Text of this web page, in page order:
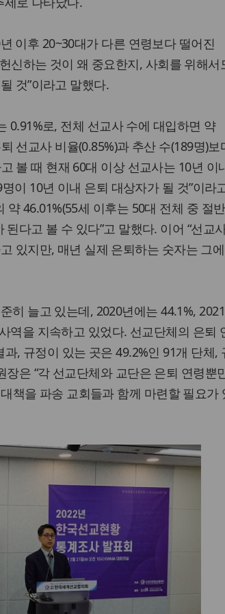
이후 20~30대가 다른 연령보다 떨어진
신하는 것이 왜 중요한지, 사회를 위해서
것”이라고 말했다.
0.91%로, 전체 선교사 수에 대입하면 약
선교사 비율(0.85%)과 추산 수(189명)보
볼 때 현재 60대 이상 선교사는 10년 이
이 10년 이내 은퇴 대상자가 될 것”이라
약 46.01%(55세 이후는 50대 전체 중 절반
다고 볼 수 있다”고 말했다. 이어 “선교
있지만, 매년 실제 은퇴하는 숫자는 그에
히 늘고 있는데, 2020년에는 44.1%, 2021
역을 지속하고 있었다. 선교단체의 은퇴
, 규정이 있는 곳은 49.2%인 91개 단체,
은 “각 선교단체와 교단은 은퇴 연령뿐
책을 파송 교회들과 함께 마련할 필요가